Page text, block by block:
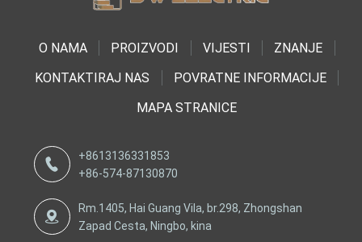
O NAMA PROIZVODI VIJESTI
ZNANJE
KONTAKTIRAJ NAS
POVRATNE INFORMACIJE
MAPA STRANICE
+8613136331853
+86-574-87130870
Rm.1405, Hai Guang Vila, br.298, Zhongshan
Zapad Cesta, Ningbo, kina